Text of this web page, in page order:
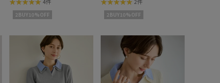
2BUY10%OFF 2BUY10%OFF